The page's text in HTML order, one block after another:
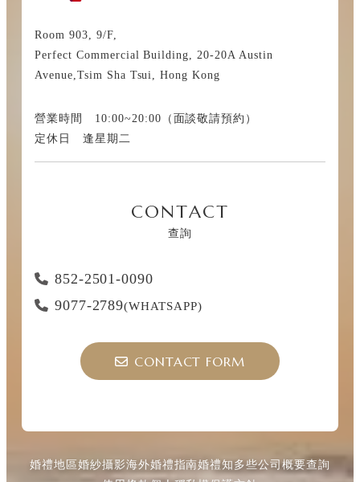
Room 903, 9/F,
Perfect Commercial Building, 20-20A Austin
Avenue,Tsim Sha Tsui, Hong Kong
營業時間 10:00~20:00（面談敬請預約）
定休日 逢星期二
CONTACT
查詢
852-2501-0090
9077-2789(WHATSAPP)
CONTACT FORM
婚禮地區婚紗攝影海外婚禮指南婚禮知多些公司概要查詢